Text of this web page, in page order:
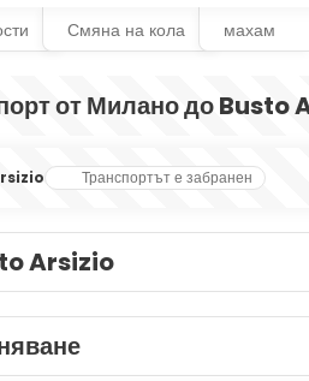
Смяна на кола махам
от Милано до Busto
Транспортът е забранен
Arsizio